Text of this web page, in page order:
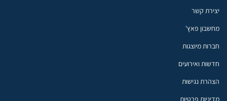
יצירת קשר
מחשבון פאץ'
חברות מיוצגות
חדשות ואירועים
הצהרת נגישות
מדיניות פרטיות